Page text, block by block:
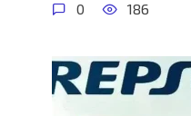
0 186